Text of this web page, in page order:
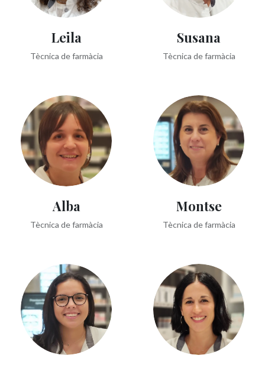
Leila
Tècnica de farmàcia
Susana
Tècnica de farmàcia
Alba
Tècnica de farmàcia
Montse
Tècnica de farmàcia